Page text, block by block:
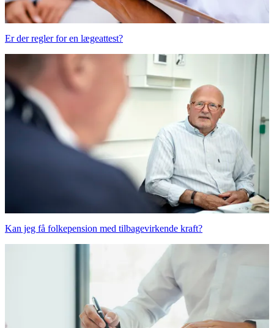
Er der regler for en lægeattest?
Kan jeg få folkepension med tilbagevirkende kraft?